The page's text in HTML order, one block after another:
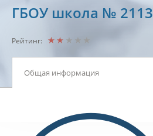
ГБОУ школа № 2113
Рейтинг:
Общая информация